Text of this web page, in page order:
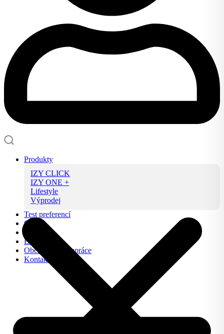
Produkty
IZY CLICK
IZY ONE +
Lifestyle
Výprodej
Test preferencí
O nás
Blog
Obchodní spolupráce
Kontakt